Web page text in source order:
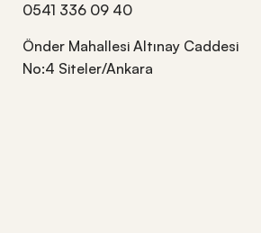
0541 336 09 40
Önder Mahallesi Altınay Caddesi
No:4 Siteler/Ankara